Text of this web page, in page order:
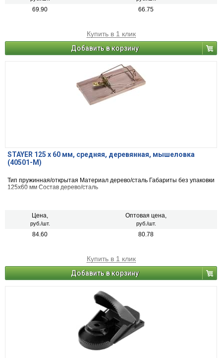
69.90 66.75
Купить в 1 клик
Добавить в корзину
STAYER 125 х 60 мм, средняя, деревянная, мышеловка
(40501-M)
Тип пружинная/открытая Материал дерево/сталь Габариты без упаковки
125х60 мм Состав дерево/сталь
Цена,
руб./шт.
Оптовая цена,
руб./шт.
84.60 80.78
Купить в 1 клик
Добавить в корзину